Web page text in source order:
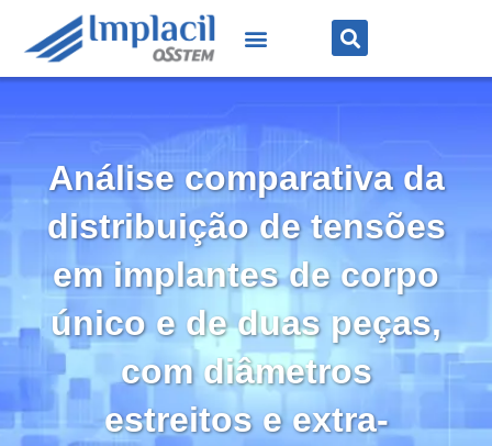
Análise comparativa da
distribuição de tensões
em implantes de corpo
único e de duas peças,
com diâmetros
estreitos e extra-